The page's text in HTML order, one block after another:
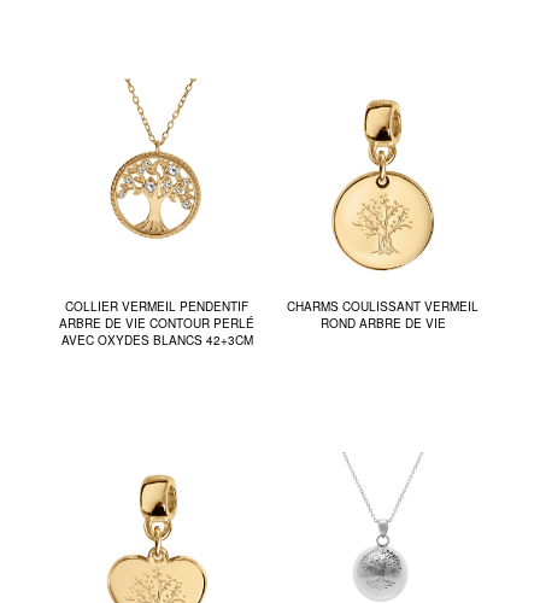
COLLIER VERMEIL PENDENTIF
ARBRE DE VIE CONTOUR PERLÉ
AVEC OXYDES BLANCS 42+3CM
CHARMS COULISSANT VERMEIL
ROND ARBRE DE VIE